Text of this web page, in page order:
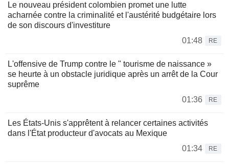
Le nouveau président colombien promet une lutte
acharnée contre la criminalité et l'austérité budgétaire lors
de son discours d'investiture
01:48
RE
L'offensive de Trump contre le " tourisme de naissance »
se heurte à un obstacle juridique après un arrêt de la Cour
suprême
01:36
RE
Les États-Unis s'apprêtent à relancer certaines activités
dans l'État producteur d'avocats au Mexique
01:34
RE